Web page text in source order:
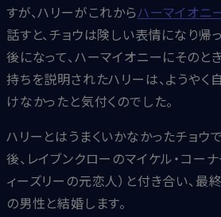
すが、ハリーがこれからハーマイオニ
話すと、チョウは険しい表情になり帰
後になって、ハーマイオニーにそのと
持ちを説明されたハリーは、ようやく
けなかったと気付くのでした。
ハリーとはうまくいかなかったチョウ
後、レイブンクローのマイケル・コーナ
ィーズリーの元恋人）と付き合い、最
の男性と結婚します。